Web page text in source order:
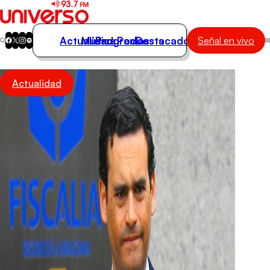
Actualidad
Música
Programas
Podcasts
Destacados
Actualidad
Música
Programas
Podcasts
Destacados Señal en vivo
Actualidad